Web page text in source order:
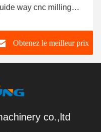
way cnc milling
Obtenez le meilleur prix
co.,ltd